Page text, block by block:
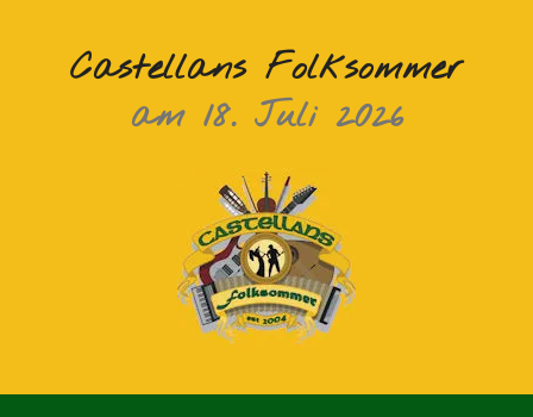
springenCastellans Folksommer
am 18. Juli 2026